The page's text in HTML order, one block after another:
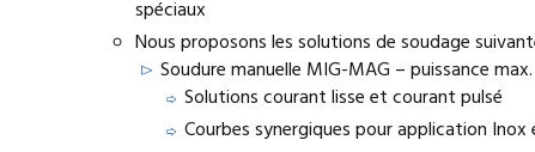
spéciaux
Nous proposons les solutions de soudage
Soudure manuelle MIG-MAG – puissance
Solutions courant lisse et courant pulsé
Courbes synergiques pour application Inox